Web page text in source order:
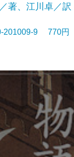
著、江川卓／訳
201009-9 770円